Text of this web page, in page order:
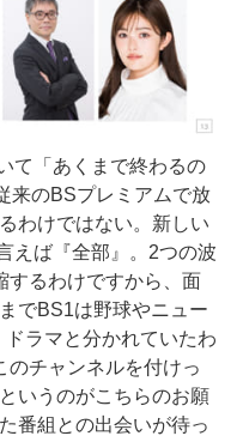
て「あくまで終わるの
来のBSプレミアムで放
わけではない。新しい
えば『全部』。2つの波
するわけですから、面
でBS1は野球やニュー
ラマと分かれていたわ
のチャンネルを付けっ
いうのがこちらのお願
番組との出会いが待っ